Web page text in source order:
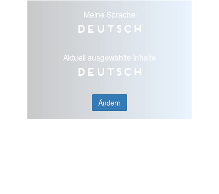
Meine Sprache
Deutsch
Aktuell ausgewählte Inhalte
Deutsch
Ändern